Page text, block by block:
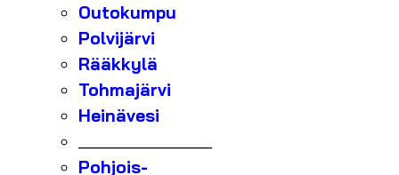
Outokumpu
Polvijärvi
Rääkkylä
Tohmajärvi
Heinävesi
Pohjois-